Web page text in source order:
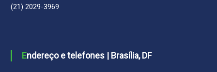
(21) 2029-3969
Endereço e telefones | Brasília, DF